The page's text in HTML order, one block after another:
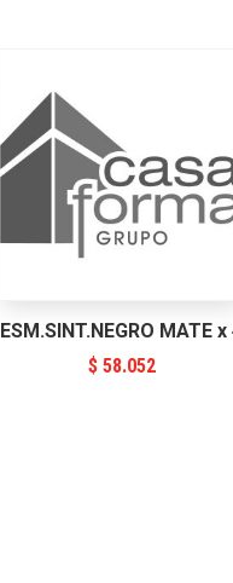
ESM.SINT.NEGRO MATE x
$58.052